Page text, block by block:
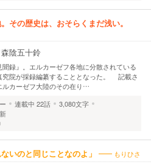
その歴史は、おそらくまだ浅い。
森陰五十鈴
録』。エルカーゼフ各地に分散されている
究院が採録編纂することとなった。 記載さ
ルカーゼフ大陸のその在り…
連載中 22話
3,080文字
いのと同じことなのよ」 もりひさ